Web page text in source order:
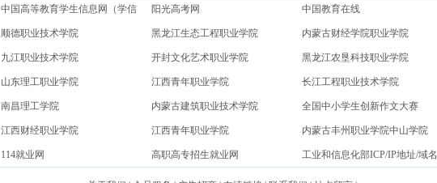
中国高等教育学生信息网（学信
网）
阳光高考网 中国教育在线
顺德职业技术学院 黑龙江生态工程职业学院 内蒙古财经学院职业学院
九江职业技术学院 开封文化艺术职业学院 黑龙江农垦科技职业学院
山东理工职业学院 江西青年职业学院 长江工程职业技术学院
南昌理工学院 内蒙古建筑职业技术学院 全国中小学生创新作文大赛
江西财经职业学院 江西青年职业学院 内蒙古丰州职业学院中山学院
114就业网 高职高专招生就业网 工业和信息化部ICP/IP地址/域名
信息备案管理系统网